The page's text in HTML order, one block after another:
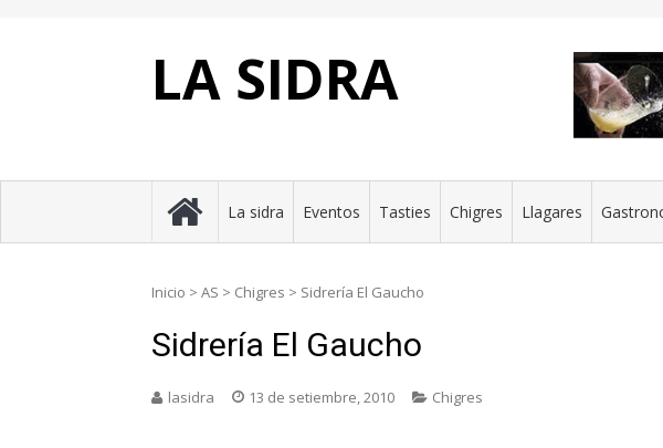
LA SIDRA
La sidra Eventos Tasties Chigres Llagares
Inicio > AS > Chigres > Sidrería El Gaucho
Sidrería El Gaucho
lasidra 13 de setiembre, 2010 Chigres